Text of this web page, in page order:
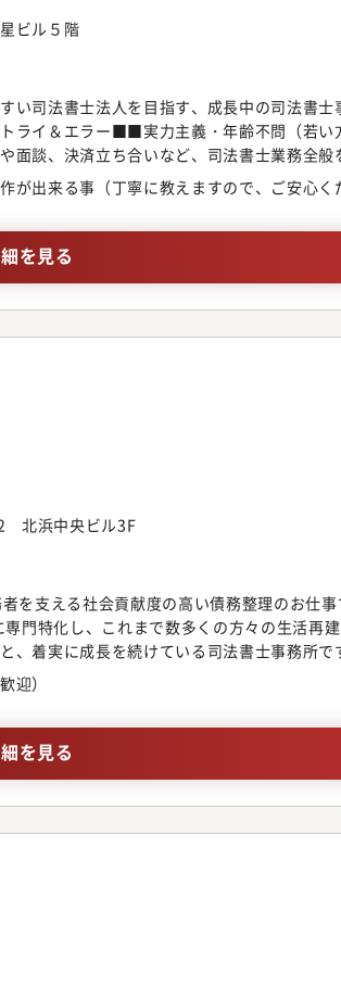
ビル５階
い司法書士法人を目指す、成長中の司法書
イ＆エラー■■実力主義・年齢不問（若い
面談、決済立ち合いなど、司法書士業務全般
理業務全般）・生前対策（家族信託、公正証
不動産登記（売買等）・後見業務（※本人の
及び郵送手続き・電話対応、顧客対応・登
未経験の方にも丁寧に指導いたしますので
が出来る事（丁寧に教えますので、ご安心く
を見る
北浜中央ビル3F
を支える社会貢献度の高い債務整理のお仕
門特化し、これまで数多くの方々の生活再
、着実に成長を続けている司法書士事務所で
どを通じて、依頼者一人ひとりと真摯に向き
。司法書士として「人の人生を支える」実感
【業務詳細】債務整理業務全般をお任せしま
任意整理、過払い金請求、自己破産、個人再
迎）
を見る